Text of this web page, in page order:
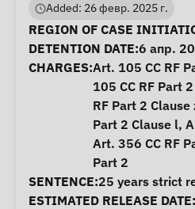
Added: 26 февр. 2025 г.
Case Information
REGION OF CASE
DETENTION DATE:6 апр.
CHARGES:Art. 105 CC RF
105 CC RF Part
RF Part 2
Part 2 Clause l,
Art. 356 CC RF
Part 2
SENTENCE:25 years strict
ESTIMATED RELEASE DATE: